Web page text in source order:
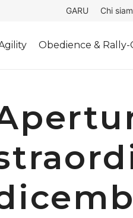
GARU Chi
Obedience & Rally-